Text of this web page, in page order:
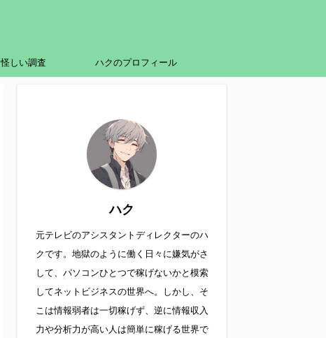
怪しい調査 ハクのプロフィール
ハク
元テレビのアシスタントディレクターのハ
クです。地獄のように働く日々に嫌気がさ
して、パソコンひとつで稼げないかと模索
してネットビジネスの世界へ。しかし、そ
こは情報弱者は一切稼げず、逆に情報収入
力や分析力が高い人は簡単に稼げる世界で